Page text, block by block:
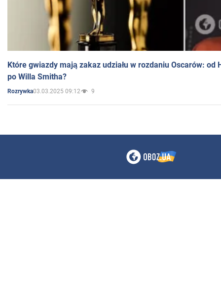
Które gwiazdy mają zakaz udziału w rozdaniu Oscarów: od
po Willa Smitha?
Rozrywka03.03.2025 09:12 9